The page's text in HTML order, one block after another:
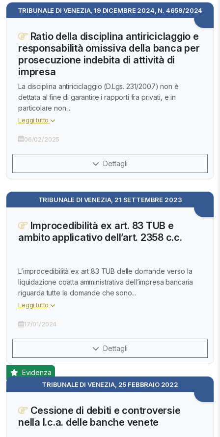
TRIBUNALE DI VENEZIA, 19 DICEMBRE 2024, N. 4659/2024
Ratio della disciplina antiriciclaggio e
responsabilità omissiva della banca per
prosecuzione indebita di attività di
impresa
La disciplina antiriciclaggio (D.Lgs. 231/2007) non è
dettata al fine di garantire i rapporti fra privati, e in
particolare non...
Leggi tutto
06/02/2025
Dettagli
TRIBUNALE DI VENEZIA, 21 SETTEMBRE 2023
Improcedibilità ex art. 83 TUB e
ambito applicativo dell’art. 2358 c.c.
L’improcedibilità ex art 83 TUB delle domande verso la
liquidazione coatta amministrativa dell’impresa bancaria
riguarda tutte le domande che sono...
Leggi tutto
17/01/2024
Dettagli
TRIBUNALE DI VENEZIA, 25 FEBBRAIO 2022
Evidenza
Cessione di debiti e controversie
nella l.c.a. delle banche venete